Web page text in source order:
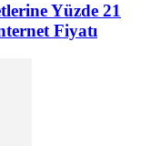
Yüzde 21
Fiyatı